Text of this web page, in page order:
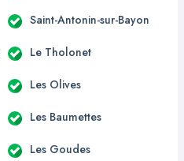
Saint-Antonin-sur-Bayon
Le Tholonet
Les Olives
Les Baumettes
Les Goudes